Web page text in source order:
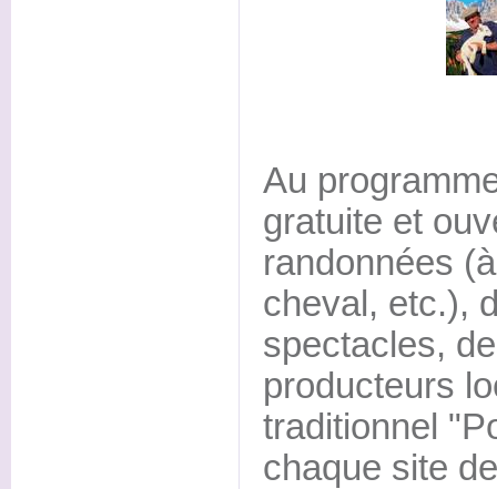
Au
gratuite et
randonnées
cheval, etc.),
spectacles,
producteurs
traditionnel
chaque site